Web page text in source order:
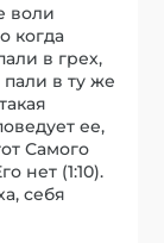
воли
когда
в грех,
в ту же
ее,
Самого
нет (1:10).
себя